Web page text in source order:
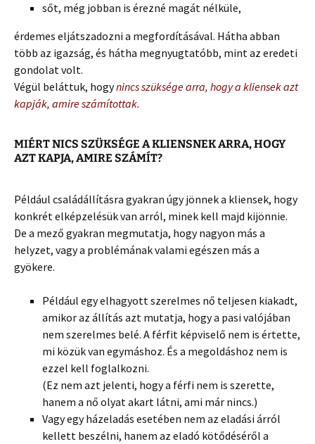
sőt, még jobban is érezné magát nélküle,
érdemes eljátszadozni a megfordításával. Hátha abban
több az igazság, és hátha megnyugtatóbb, mint az eredeti
gondolat volt.
Végül beláttuk, hogynincs szüksége arra, hogy a kliensek azt
kapják, amire számítottak.
MIÉRT NICS SZÜKSÉGE A KLIENSNEK ARRA, HOGY
AZT KAPJA, AMIRE SZÁMÍT?
Például családállításra gyakran úgy jönnek a kliensek, hogy
konkrét elképzelésük van arról, minek kell majd kijönnie.
De a mező gyakran megmutatja, hogy nagyon más a
helyzet, vagy a problémának valami egészen más a
gyökere.
Például egy elhagyott szerelmes nő teljesen kiakadt,
amikor az állítás azt mutatja, hogy a pasi valójában
nem szerelmes belé. A férfit képviselő nem is értette,
mi közük van egymáshoz. És a megoldáshoz nem is
ezzel kell foglalkozni.
(Ez nem azt jelenti, hogy a férfi nem is szerette,
hanem a nő olyat akart látni, ami már nincs.)
Vagy egy házeladás esetében nem az eladási árról
kellett beszélni, hanem az eladó kötődéséről a